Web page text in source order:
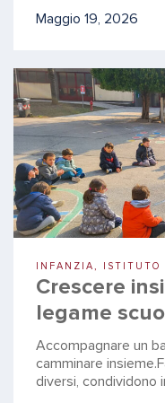
Maggio 19, 2026
INFANZIA, ISTITUTO
Crescere
legame
Accompagnare un
camminare
diversi, condividono